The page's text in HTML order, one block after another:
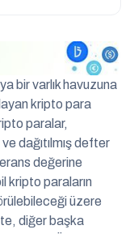
bir varlık havuzuna
kripto para
paralar,
dağıtılmış defter
değerine
kripto paraların
üzere
diğer başka